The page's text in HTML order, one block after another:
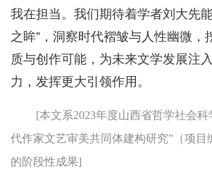
我在担当。我们期待着学者刘大先
之眸”，洞察时代褶皱与人性幽微，
质与创作可能，为未来文学发展注
力，发挥更大引领作用。
[本文系2023年度山西省哲学社会科
代作家文艺审美共同体建构研究”（项目
的阶段性成果]